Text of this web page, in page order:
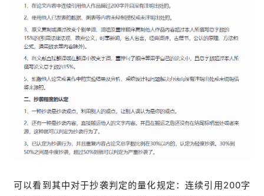
可以看到其中对于抄袭判定的量化规定：连续引用200字